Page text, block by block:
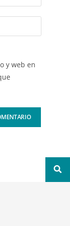
y web en